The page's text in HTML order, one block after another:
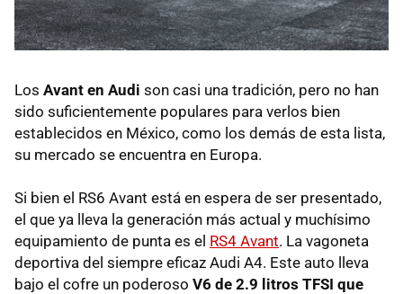
Los Avant en Audi son casi una tradición, pero no han
sido suficientemente populares para verlos bien
establecidos en México, como los demás de esta lista,
su mercado se encuentra en Europa.
Si bien el RS6 Avant está en espera de ser presentado,
el que ya lleva la generación más actual y muchísimo
equipamiento de punta es el RS4 Avant. La vagoneta
deportiva del siempre eficaz Audi A4. Este auto lleva
bajo el cofre un poderoso V6 de 2.9 litros TFSI que